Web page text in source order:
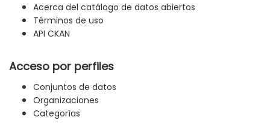
Acerca del catálogo de datos abiertos
Términos de uso
API CKAN
Acceso por perfiles
Conjuntos de datos
Organizaciones
Categorías